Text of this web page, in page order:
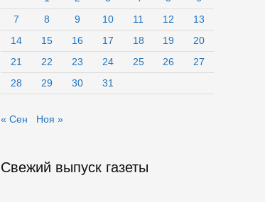
7
8 9 10 11 12
13
14
15 16 17 18 19
20
21
22 23 24 25 26
27
28
29 30 31
« Сен Ноя »
Свежий выпуск газеты